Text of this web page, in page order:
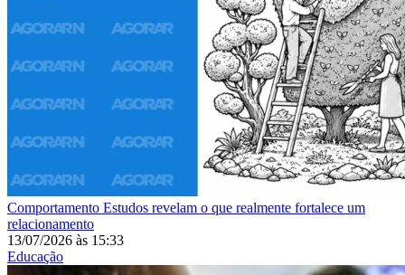
Comportamento Estudos revelam o que realmente fortalece um
relacionamento
13/07/2026 às 15:33
Educação